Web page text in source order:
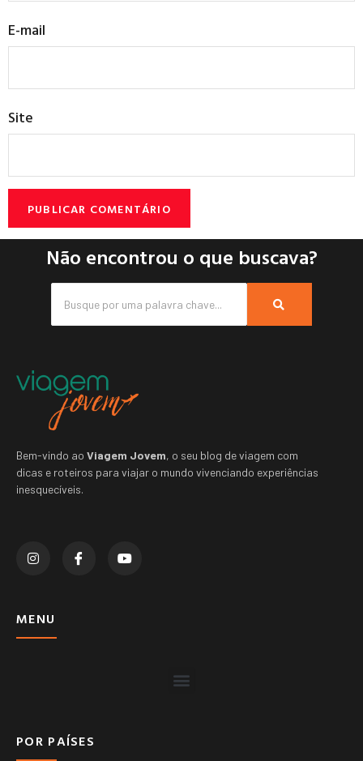
E-mail
Site
Não encontrou o que buscava?
Bem-vindo ao Viagem Jovem, o seu blog de viagem com
dicas e roteiros para viajar o mundo vivenciando experiências
inesquecíveis.
MENU
POR PAÍSES